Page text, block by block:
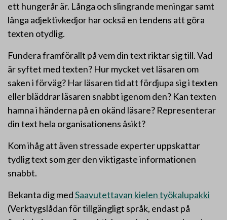
ett hungerår är. Långa och slingrande meningar samt
långa adjektivkedjor har också en tendens att göra
texten otydlig.
Fundera framförallt på vem din text riktar sig till. Vad
är syftet med texten? Hur mycket vet läsaren om
saken i förväg? Har läsaren tid att fördjupa sig i texten
eller bläddrar läsaren snabbt igenom den? Kan texten
hamna i händerna på en okänd läsare? Representerar
din text hela organisationens åsikt?
Kom ihåg att även stressade experter uppskattar
tydlig text som ger den viktigaste informationen
snabbt.
Bekanta dig medSaavutettavan kielen työkalupakki
(Verktygslådan för tillgängligt språk, endast på